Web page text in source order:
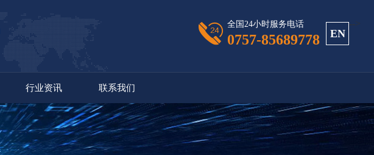
全国24小时服务电话
0757-85689778 EN
-->
行业资讯 联系我们